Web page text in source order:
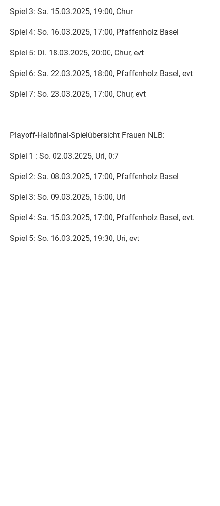
Spiel 3: Sa. 15.03.2025, 19:00, Chur
Spiel 4: So. 16.03.2025, 17:00, Pfaffenholz Basel
Spiel 5: Di. 18.03.2025, 20:00, Chur, evt
Spiel 6: Sa. 22.03.2025, 18:00, Pfaffenholz Basel, evt
Spiel 7: So. 23.03.2025, 17:00, Chur, evt
Playoff-Halbfinal-Spielübersicht Frauen NLB:
Spiel 1 : So. 02.03.2025, Uri, 0:7
Spiel 2: Sa. 08.03.2025, 17:00, Pfaffenholz Basel
Spiel 3: So. 09.03.2025, 15:00, Uri
Spiel 4: Sa. 15.03.2025, 17:00, Pfaffenholz Basel, evt.
Spiel 5: So. 16.03.2025, 19:30, Uri, evt